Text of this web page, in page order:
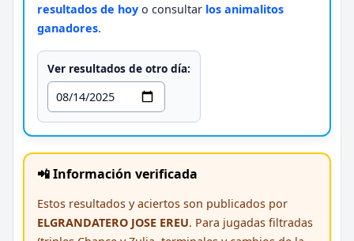
resultados de hoy o consultar los animalitos
ganadores.
Ver resultados de otro día:
📲 Información verificada
Estos resultados y aciertos son publicados por
ELGRANDATERO JOSE EREU. Para jugadas filtradas